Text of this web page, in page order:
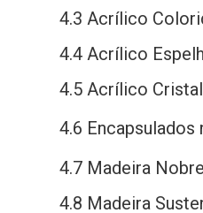
4.3 Acrílico
4.4 Acrílico
4.5 Acrílico Cristal
4.6 Encapsulados
4.7 Madeira Nobre
4.8 Madeira